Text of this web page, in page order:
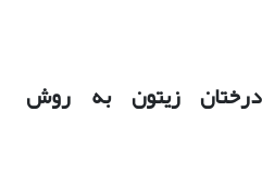
زیتون به روش